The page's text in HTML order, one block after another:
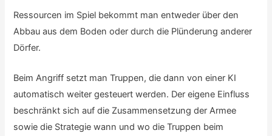
Ressourcen im Spiel bekommt man entweder über den
Abbau aus dem Boden oder durch die Plünderung anderer
Dörfer.
Beim Angriff setzt man Truppen, die dann von einer KI
automatisch weiter gesteuert werden. Der eigene Einfluss
beschränkt sich auf die Zusammensetzung der Armee
sowie die Strategie wann und wo die Truppen beim